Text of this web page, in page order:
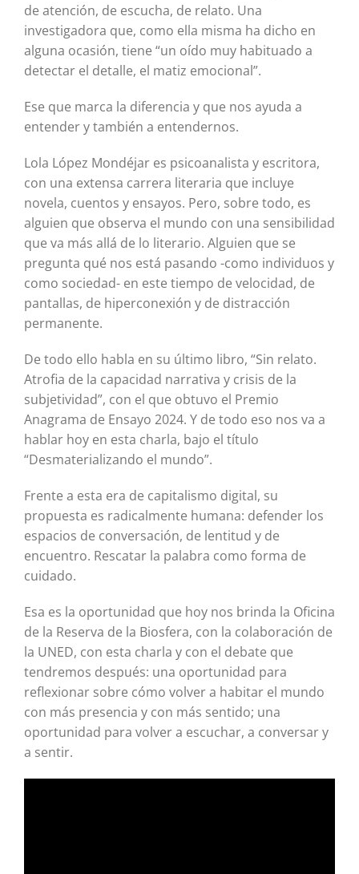
de atención, de escucha, de relato. Una
investigadora que, como ella misma ha dicho en
alguna ocasión, tiene “un oído muy habituado a
detectar el detalle, el matiz emocional”.
Ese que marca la diferencia y que nos ayuda a
entender y también a entendernos.
Lola López Mondéjar es psicoanalista y escritora,
con una extensa carrera literaria que incluye
novela, cuentos y ensayos. Pero, sobre todo, es
alguien que observa el mundo con una sensibilidad
que va más allá de lo literario. Alguien que se
pregunta qué nos está pasando -como individuos y
como sociedad- en este tiempo de velocidad, de
pantallas, de hiperconexión y de distracción
permanente.
De todo ello habla en su último libro, “Sin relato.
Atrofia de la capacidad narrativa y crisis de la
subjetividad”, con el que obtuvo el Premio
Anagrama de Ensayo 2024. Y de todo eso nos va a
hablar hoy en esta charla, bajo el título
“Desmaterializando el mundo”.
Frente a esta era de capitalismo digital, su
propuesta es radicalmente humana: defender los
espacios de conversación, de lentitud y de
encuentro. Rescatar la palabra como forma de
cuidado.
Esa es la oportunidad que hoy nos brinda la Oficina
de la Reserva de la Biosfera, con la colaboración de
la UNED, con esta charla y con el debate que
tendremos después: una oportunidad para
reflexionar sobre cómo volver a habitar el mundo
con más presencia y con más sentido; una
oportunidad para volver a escuchar, a conversar y
a sentir.